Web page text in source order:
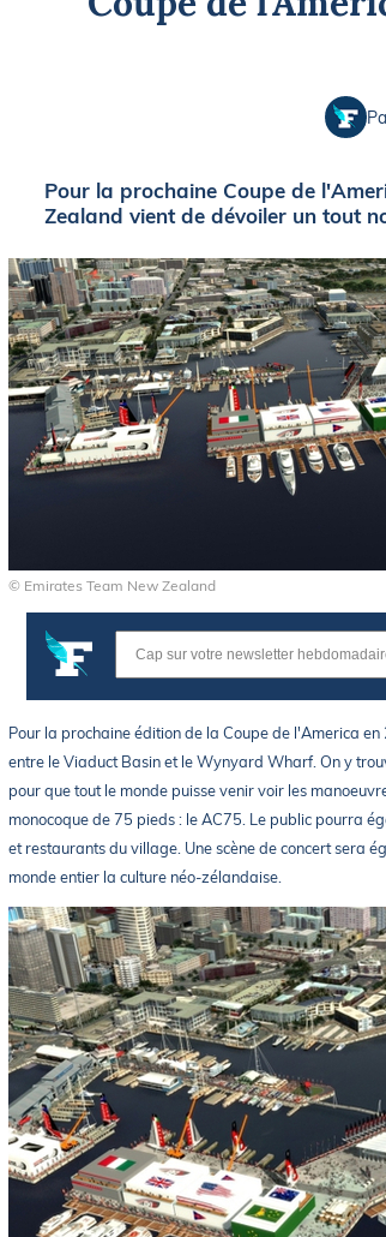
Equipements
Plongée
Glisse
Pour la prochaine Coupe de
Zealand vient de dévoiler un tout
© Emirates Team New Zealand
Pour la prochaine édition de la Coupe de l'America
entre le Viaduct Basin et le Wynyard Wharf. On y
pour que tout le monde puisse venir voir les
monocoque de 75 pieds : le AC75. Le public pourra
et restaurants du village. Une scène de concert sera
monde entier la culture néo-zélandaise.